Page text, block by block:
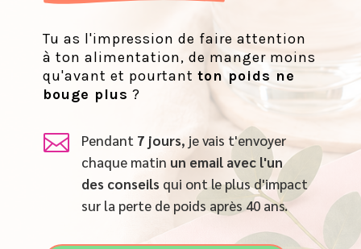
Tu as l'impression de faire attention
à ton alimentation, de manger moins
qu'avant et pourtantton poids ne
bouge plus ?
 Pendant 7 jours, je vais t'envoyer
chaque matin un email avec l'un
des conseils qui ont le plus d'impact
sur la perte de poids après 40 ans.